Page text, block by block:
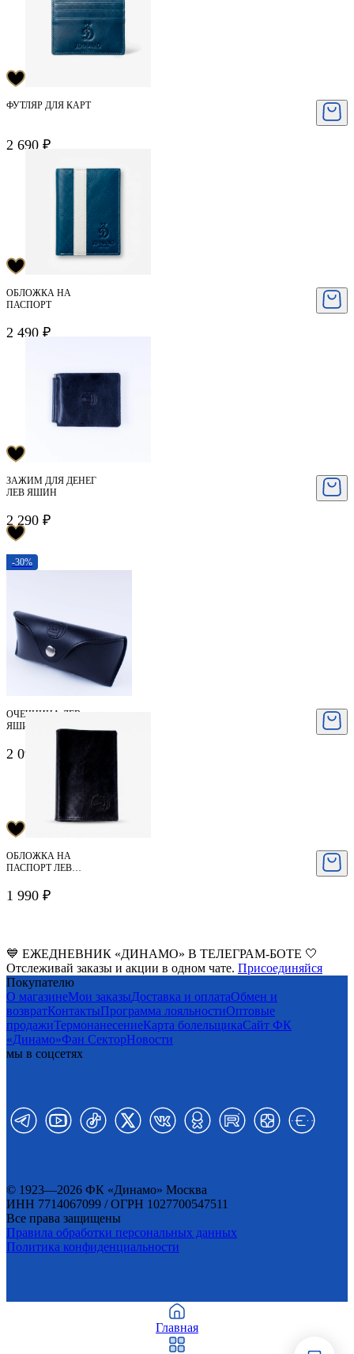
ФУТЛЯР ДЛЯ КАРТ
2 690 ₽
ОБЛОЖКА НА
ПАСПОРТ
2 490 ₽
ЗАЖИМ ДЛЯ ДЕНЕГ
ЛЕВ ЯШИН
2 290 ₽
-30%
ОЧЕЧНИЦА ЛЕВ
ЯШИН
2 093 ₽ 2 990 ₽
ОБЛОЖКА НА
ПАСПОРТ ЛЕВ
1 990 ₽
💙 ЕЖЕДНЕВНИК «ДИНАМО» В ТЕЛЕГРАМ-БОТЕ 🤍
Отслеживай заказы и акции в одном чате. Присоединяйся
Покупателю
О магазинеМои заказыДоставка и оплатаОбмен и
возвратКонтактыПрограмма лояльностиОптовые
продажиТермонанесениеКарта болельщикаСайт ФК
«Динамо»Фан CекторНовости
мы в соцсетях
© 1923—2026 ФК «Динамо» Москва
ИНН 7714067099 / ОГРН 1027700547511
Все права защищены
Правила обработки персональных данных
Политика конфиденциальности
Главная